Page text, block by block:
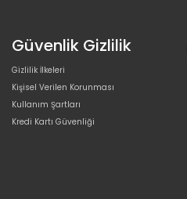
Güvenlik Gizlilik
Gizlilik İlkeleri
Kişisel Verilen Korunması
Kullanım Şartları
Kredi Kartı Güvenliği